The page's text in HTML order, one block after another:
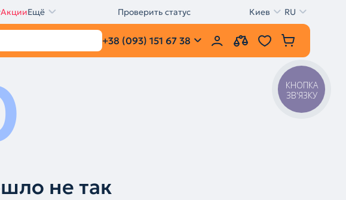
АкцииЕщё Проверить статус Киев RU
+38 (093) 151 67 38
не так
КНОПКА
ЗВ'ЯЗКУ